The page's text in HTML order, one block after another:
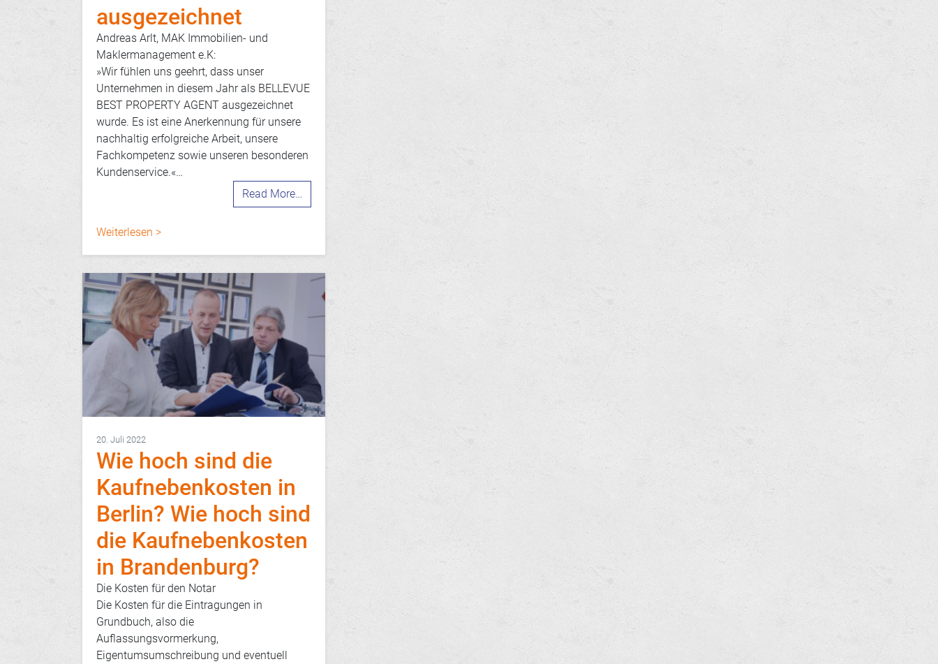
ausgezeichnet
Andreas Arlt, MAK Immobilien- und
Maklermanagement e.K:
»Wir fühlen uns geehrt, dass unser
Unternehmen in diesem Jahr als BELLEVUE
BEST PROPERTY AGENT ausgezeichnet
wurde. Es ist eine Anerkennung für unsere
nachhaltig erfolgreiche Arbeit, unsere
Fachkompetenz sowie unseren besonderen
Kundenservice.«…
Read More…
Weiterlesen >
20. Juli 2022
Wie hoch sind die
Kaufnebenkosten in
Berlin? Wie hoch sind
die Kaufnebenkosten
in Brandenburg?
Die Kosten für den Notar
Die Kosten für die Eintragungen in
Grundbuch, also die
Auflassungsvormerkung,
Eigentumsumschreibung und eventuell